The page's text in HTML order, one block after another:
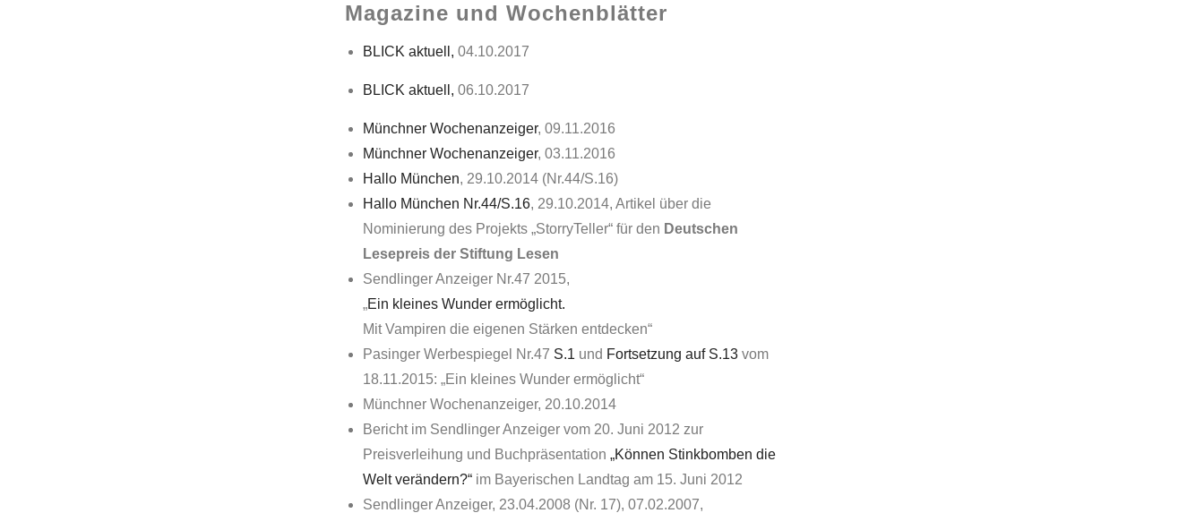
Magazine und Wochenblätter
BLICK aktuell, 04.10.2017
BLICK aktuell, 06.10.2017
Münchner Wochenanzeiger, 09.11.2016
Münchner Wochenanzeiger, 03.11.2016
Hallo München, 29.10.2014 (Nr.44/S.16)
Hallo München Nr.44/S.16, 29.10.2014, Artikel über die
Nominierung des Projekts „StorryTeller“ für den Deutschen
Lesepreis der Stiftung Lesen
Sendlinger Anzeiger Nr.47 2015,
„Ein kleines Wunder ermöglicht.
Mit Vampiren die eigenen Stärken entdecken“
Pasinger Werbespiegel Nr.47 S.1 und Fortsetzung auf S.13vom
18.11.2015: „Ein kleines Wunder ermöglicht“
Münchner Wochenanzeiger, 20.10.2014
Bericht im Sendlinger Anzeiger vom 20. Juni 2012 zur
Preisverleihung und Buchpräsentation „Können Stinkbomben die
Welt verändern?“im Bayerischen Landtag am 15. Juni 2012
Sendlinger Anzeiger, 23.04.2008 (Nr. 17), 07.02.2007,